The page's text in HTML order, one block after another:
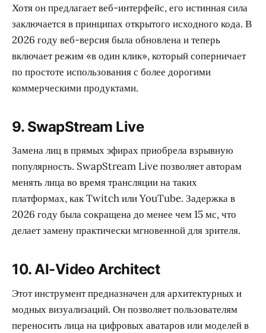
Хотя он предлагает веб-интерфейс, его истинная сила
заключается в принципах открытого исходного кода. В
2026 году веб-версия была обновлена и теперь
включает режим «в один клик», который соперничает
по простоте использования с более дорогими
коммерческими продуктами.
9. SwapStream Live
Замена лиц в прямых эфирах приобрела взрывную
популярность. SwapStream Live позволяет авторам
менять лица во время трансляции на таких
платформах, как Twitch или YouTube. Задержка в
2026 году была сокращена до менее чем 15 мс, что
делает замену практически мгновенной для зрителя.
10. AI-Video Architect
Этот инструмент предназначен для архитектурных и
модных визуализаций. Он позволяет пользователям
переносить лица на цифровых аватаров или моделей в